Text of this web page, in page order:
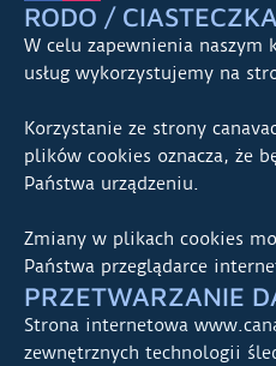
RODO / CIASTECZKA
W celu zapewnienia naszym
usług wykorzystujemy na
Korzystanie ze strony
plików cookies oznacza, że
Państwa urządzeniu.
Zmiany w plikach cookies
Państwa przeglądarce
PRZETWARZANIE
Strona internetowa
zewnętrznych technologii